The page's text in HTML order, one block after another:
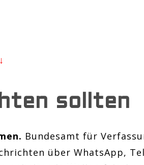
sollten
Bundesamt für
über WhatsApp,